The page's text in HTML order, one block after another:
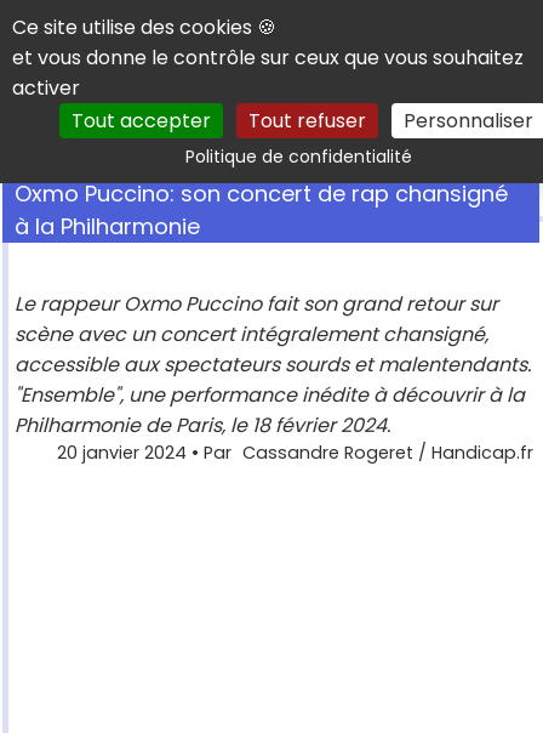
Panneau de gestion des cookies
Ce site utilise des cookies 🍪
et vous donne le contrôle sur ceux que vous souhaitez
activer
Tout accepter
Tout refuser Personnaliser
Politique de confidentialitéRechercher
Oxmo Puccino: son concert de rap chansigné
à la Philharmonie
Le rappeur Oxmo Puccino fait son grand retour sur
scène avec un concert intégralement chansigné,
accessible aux spectateurs sourds et malentendants.
"Ensemble", une performance inédite à découvrir à la
Philharmonie de Paris, le 18 février 2024.
20 janvier 2024 • Par Cassandre Rogeret / Handicap.fr